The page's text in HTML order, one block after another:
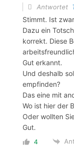
Antwortet
Stimmt. Ist
Dazu ein
korrekt. Diese
Gut erkannt.
Und deshalb
empfinden?
Das eine mit
Wo ist hier der
Oder wollten
Gut.
4